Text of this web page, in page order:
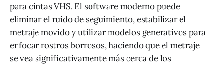
para cintas VHS. El software moderno puede
eliminar el ruido de seguimiento, estabilizar el
metraje movido y utilizar modelos generativos para
enfocar rostros borrosos, haciendo que el metraje
se vea significativamente más cerca de los